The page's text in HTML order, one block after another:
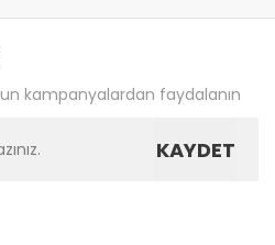
kampanyalardan faydalanın
KAYDET